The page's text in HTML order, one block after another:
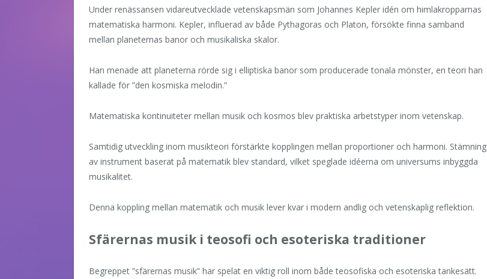
Under renässansen vidareutvecklade vetenskapsmän som Johannes Kepler idén om himlakropparnas
matematiska harmoni. Kepler, influerad av både Pythagoras och Platon, försökte finna samband
mellan planeternas banor och musikaliska skalor.
Han menade att planeterna rörde sig i elliptiska banor som producerade tonala mönster, en teori han
kallade för ”den kosmiska melodin.”
Matematiska kontinuiteter mellan musik och kosmos blev praktiska arbetstyper inom vetenskap.
Samtidig utveckling inom musikteori förstärkte kopplingen mellan proportioner och harmoni. Stämning
av instrument baserat på matematik blev standard, vilket speglade idéerna om universums inbyggda
musikalitet.
Denna koppling mellan matematik och musik lever kvar i modern andlig och vetenskaplig reflektion.
Sfärernas musik i teosofi och esoteriska traditioner
Begreppet ”sfärernas musik” har spelat en viktig roll inom både teosofiska och esoteriska tankesätt.